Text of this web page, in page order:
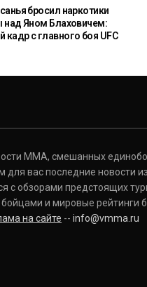
бросил наркотики
над Яном Блаховичем:
с главного боя UFC
ММА, смешанных
для вас последние новости
с обзорами предстоящих
и мировые рейтинги
на сайте -- info@vmma.ru